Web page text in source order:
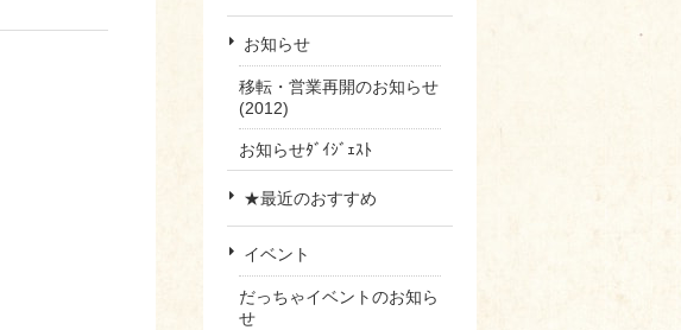
お知らせ
移転・営業再開のお知らせ
(2012)
お知らせﾀﾞｲｼﾞｪｽﾄ
★最近のおすすめ
イベント
だっちゃイベントのお知ら
せ